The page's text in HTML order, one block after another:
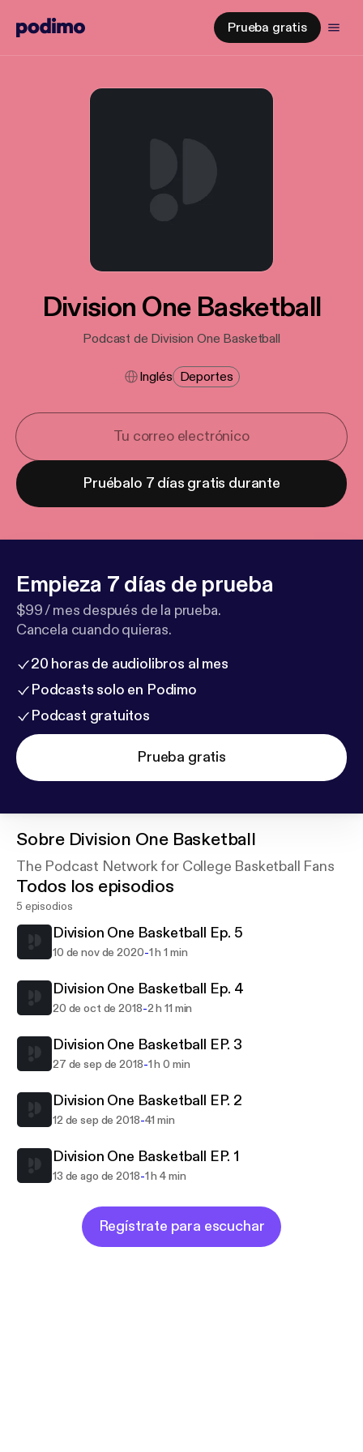
Prueba gratis
Division One Basketball
Podcast de Division One Basketball
Inglés Deportes
Pruébalo 7 días gratis durante
Empieza 7 días de prueba
$99 / mes después de la prueba.
Cancela cuando quieras.
20 horas de audiolibros al mes
Podcasts solo en Podimo
Podcast gratuitos
Prueba gratis
Sobre Division One Basketball
The Podcast Network for College Basketball Fans
Todos los episodios
5 episodios
Division One Basketball Ep. 5
10 de nov de 2020-1 h 1 min
Division One Basketball Ep. 4
20 de oct de 2018-2 h 11 min
Division One Basketball EP. 3
27 de sep de 2018-1 h 0 min
Division One Basketball EP. 2
12 de sep de 2018-41 min
Division One Basketball EP. 1
13 de ago de 2018-1 h 4 min
Regístrate para escuchar